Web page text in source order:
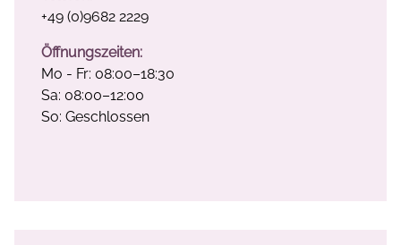
+49 (0)9682 2229
Öffnungszeiten:
Mo - Fr: 08:00–18:30
Sa: 08:00–12:00
So: Geschlossen